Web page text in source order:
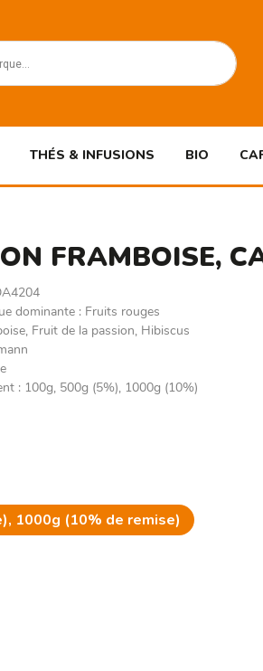
THÉS & INFUSIONS BIO
FRAMBOISE,
dominante : Fruits rouges
Fruit de la passion, Hibiscus
: 100g, 500g (5%), 1000g (10%)
1000g (10% de remise)